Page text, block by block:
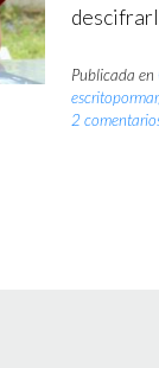
Publicada en
2